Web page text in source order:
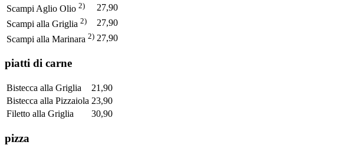
Scampi Aglio Olio 2)
27,90
Scampi alla Griglia 2)
27,90
Scampi alla Marinara 2) 27,90
piatti di carne
Bistecca alla Griglia
21,90
Bistecca alla Pizzaiola 23,90
Filetto alla Griglia
30,90
pizza